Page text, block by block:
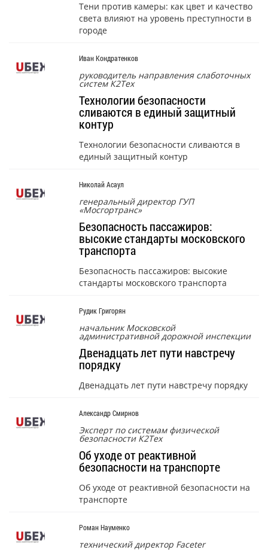
Тени против камеры: как цвет и качество
света влияют на уровень преступности в
городе
Иван Кондратенков
руководитель направления слаботочных
систем К2Тех
Технологии безопасности
сливаются в единый защитный
контур
Технологии безопасности сливаются в
единый защитный контур
Николай Асаул
генеральный директор ГУП
«Мосгортранс»
Безопасность пассажиров:
высокие стандарты московского
транспорта
Безопасность пассажиров: высокие
стандарты московского транспорта
Рудик Григорян
начальник Московской
административной дорожной инспекции
Двенадцать лет пути навстречу
порядку
Двенадцать лет пути навстречу порядку
Александр Смирнов
Эксперт по системам физической
безопасности К2Тех
Об уходе от реактивной
безопасности на транспорте
Об уходе от реактивной безопасности на
транспорте
Роман Науменко
технический директор Faceter